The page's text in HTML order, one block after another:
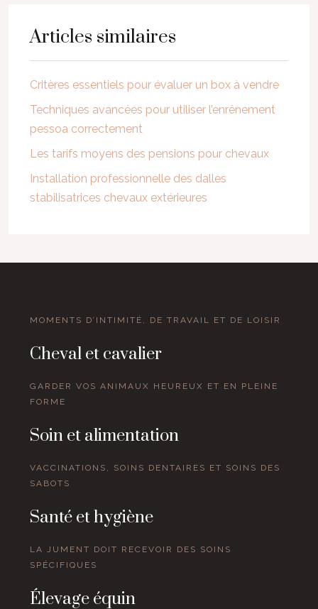
Articles similaires
Critères essentiels pour évaluer un box à vendre
Techniques avancées pour utiliser l’enrênement
pessoa correctement
Les tarifs moyens des pensions pour chevaux
Installation professionnelle des dalles
stabilisatrices chevaux extérieures
MOMENTS D’INTIMITÉ, DE TRAVAIL ET DE LOISIR
Cheval et cavalier
GARDER VOS ANIMAUX HEUREUX ET EN PLEINE
FORME
Soin et alimentation
VACCINATIONS, SOINS DENTAIRES ET SOINS DES
SABOTS
Santé et hygiène
LA JUMENT DOIT RECEVOIR DES SOINS
SPÉCIFIQUES
Élevage équin